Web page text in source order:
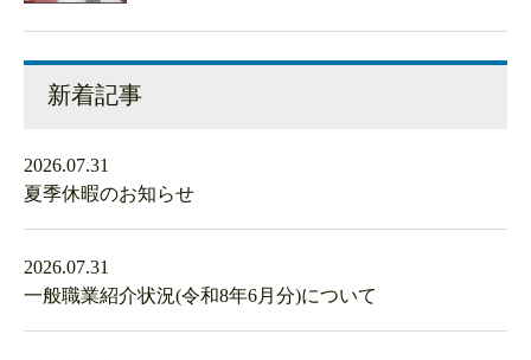
新着記事
2026.07.31
夏季休暇のお知らせ
2026.07.31
一般職業紹介状況(令和8年6月分)について